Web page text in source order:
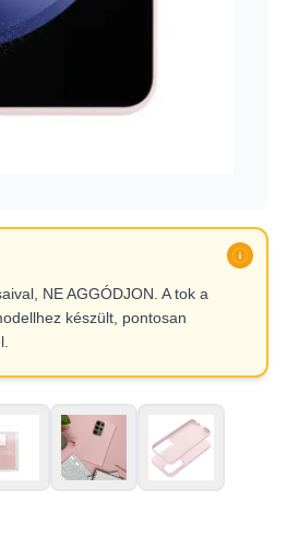
NE AGGÓDJON. A tok a
készült, pontosan